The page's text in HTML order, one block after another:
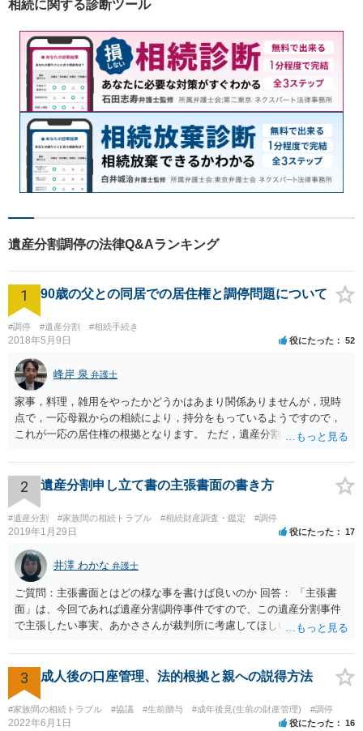
相続に関する診断ツール
遺産分割調停の法律Q&Aランキング
1 90歳の父との同居での居住権と調停問題について
#調停 #遺産分割 #相続手続き
2018年5月9日 役にたった 52
峰岸 泉 弁護士
家事，料理，雑用をやったかどうかはあまり関係ありませんが，現時
点で，一応母親からの相続により，持分をもっているようですので，
これが一応の居住権の根拠となります。 ただ，遺産分割により，母の
2 遺産分割申し立て書の主張書面の書き方
#遺産分割 #家族間の相続トラブル #相続財産調査・鑑定 #調停
2019年1月29日 役にたった 17
井澤 わかな 弁護士
ご質問：主張書面とはどの様な事を書けば良いのか 回答： 「主張書
面」は、今回であれば遺産分割調停事件ですので、この遺産分割事件
で主張したい事実、あかささんが裁判所に考慮してほしいと思う、亡
ります。 もし、主張したい事実や考慮してほしい事情に関連して
資料を持っているようであれば、主張書面とは別で提出できます。も
し、お姉さんに見られたくないような資料がある場合、「非開示の希
望に関する申出書」と共に提出することも考えられます。 ご質問：書
いた方が良い事と書かない方が良い事 回答： お姉さんが申立書の「申
3 成人後の口座管理、法的根拠と親への説得方法
#家族間の相続トラブル #協議 #生前贈与 #成年後見(生前の財産管理) #調停
2022年6月1日 役にたった 16